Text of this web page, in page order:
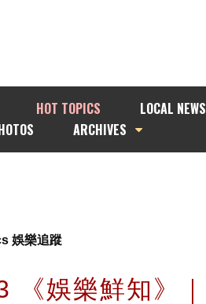
HOT TOPICS
LOCAL NEWS
ARCHIVES
娛樂追蹤
《娛樂鮮知》